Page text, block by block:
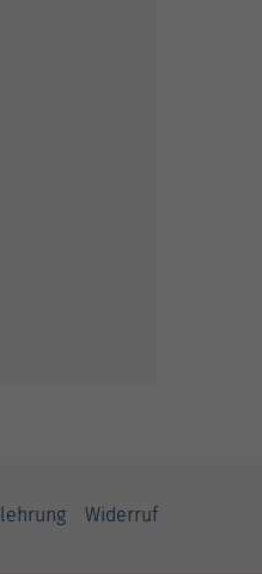
Widerruf